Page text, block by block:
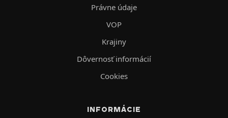
Právne údaje
VOP
Krajiny
Dôvernosť informácií
Cookies
INFORMÁCIE